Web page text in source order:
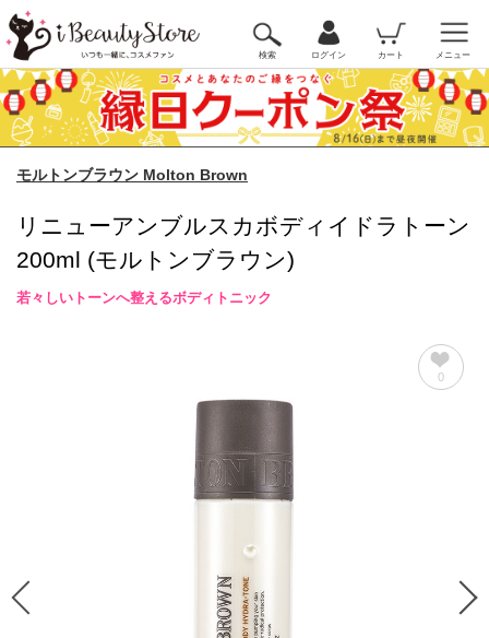
検索 ログイン カート メニュー
モルトンブラウン Molton Brown
リニューアンブルスカボディイドラトーン
200ml (モルトンブラウン)
若々しいトーンへ整えるボディトニック
0